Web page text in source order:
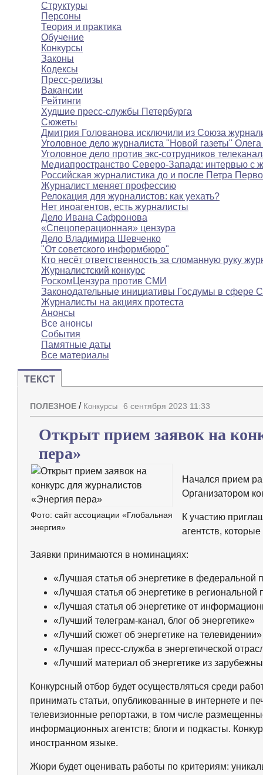
Структуры
Персоны
Теория и практика
Обучение
Конкурсы
Законы
Кодексы
Пресс-релизы
Вакансии
Рейтинги
Худшие пресс-службы Петербурга
Сюжеты
Дмитрия Голованова исключили из Союза
Уголовное дело журналиста "Новой газеты"
Уголовное дело против экс-сотрудников
Медиапространство Северо-Запада: интервью с
Российская журналистика до и после Петра
Журналист меняет профессию
Релокация для журналистов: как уехать?
Нет иноагентов, есть журналисты
Дело Ивана Сафронова
«Спецоперационная» цензура
Дело Владимира Шевченко
"От советского информбюро"
Кто несёт ответственность за сломанную руку
Журналистский конкурс
РоскомЦензура против СМИ
Законодательные инициативы Госдумы в сфере
Журналисты на акциях протеста
Анонсы
Все анонсы
События
Памятные даты
Все материалы
ТЕКСТ
ПОЛЕЗНОЕ / Конкурсы 6 сентября 2023 11:33
Открыт прием заявок на
пера»
Фото: сайт ассоциации «Глобальная
энергия»
Начался прием
Организатором
К участию
агентств,
Заявки принимаются в номинациях:
«Лучшая статья об энергетике в федеральной
«Лучшая статья об энергетике в региональной
«Лучшая статья об энергетике от
«Лучший телеграм-канал, блог об энергетике»
«Лучший сюжет об энергетике на телевидении»
«Лучшая пресс-служба в энергетической
«Лучший материал об энергетике из
Конкурсный отбор будет осуществляться среди
принимать статьи, опубликованные в интернете и
телевизионные репортажи, в том числе
информационных агентств; блоги и подкасты.
иностранном языке.
Жюри будет оценивать работы по критериям: